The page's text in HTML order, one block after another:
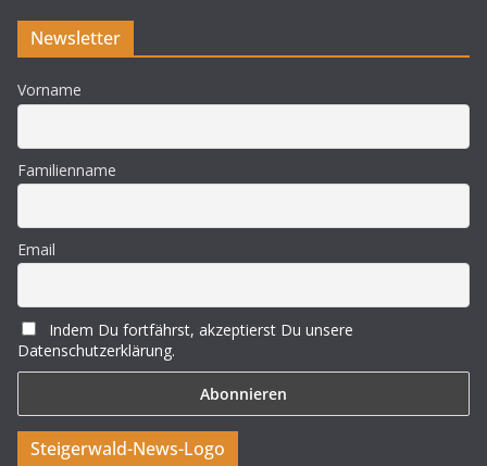
Newsletter
Vorname
Familienname
Email
Indem Du fortfährst, akzeptierst Du unsere
Datenschutzerklärung.
Steigerwald-News-Logo